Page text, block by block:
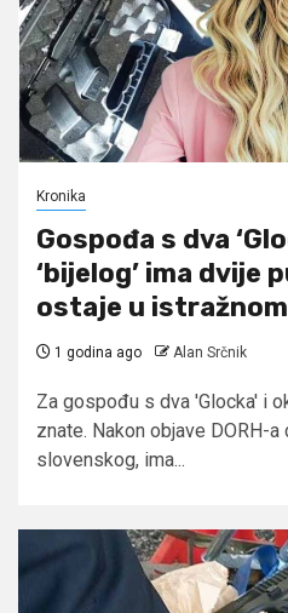
Kronika
Gospođa s dva
‘bijelog’ ima dvije
ostaje u
1 godina ago Alan Srčnik
Za gospođu s dva 'Glocka' i
znate. Nakon objave DORH-
slovenskog, ima...